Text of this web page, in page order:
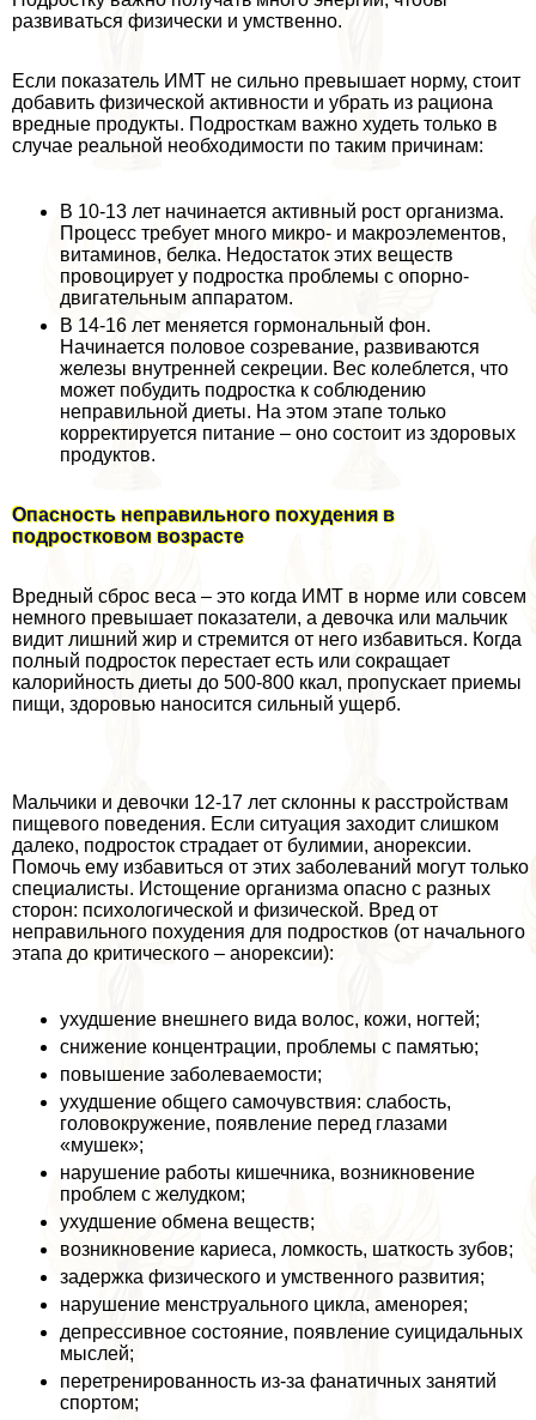
развиваться физически и умственно.
Если показатель ИМТ не сильно превышает норму, стоит
добавить физической активности и убрать из рациона
вредные продукты. Подросткам важно худеть только в
случае реальной необходимости по таким причинам:
В 10-13 лет начинается активный рост организма.
Процесс требует много микро- и макроэлементов,
витаминов, белка. Недостаток этих веществ
провоцирует у подростка проблемы с опopно-
двигательным аппаратом.
В 14-16 лет меняется гормональный фон.
Начинается пoлoвoе созревание, развиваются
железы внутренней секреции. Вес колeблется, что
может побудить подростка к соблюдению
неправильной диеты. На этом этапе только
корректируется питание – оно состоит из здоровых
продуктов.
Опасность неправильного похудения в
подростковом возрасте
Вредный сброс веса – это когда ИМТ в норме или совсем
немного превышает показатели, а дeвoчка или мальчик
видит лишний жир и стремится от него избавиться. Когда
полный подросток перестает есть или сокращает
калорийность диеты до 500-800 ккал, пропускает приемы
пищи, здоровью наносится сильный ущерб.
Мальчики и дeвoчки 12-17 лет склонны к расстройствам
пищевого поведения. Если ситуация заходит слишком
далеко, подросток страдает от булимии, анорексии.
Помочь ему избавиться от этих заболеваний могут только
специалисты. Истощение организма опасно с разных
сторон: психологической и физической. Вред от
неправильного похудения для подростков (от начального
этапа до критического – анорексии):
ухудшение внешнего вида волос, кожи, ногтей;
снижение концентрации, проблемы с памятью;
повышение заболеваемости;
ухудшение общего самочувствия: слабость,
головокружение, появление перед глазами
«мушек»;
нарушение работы кишечника, возникновение
проблем с желудком;
ухудшение обмена веществ;
возникновение кариеса, ломкость, шаткость зубов;
задержка физического и умственного развития;
нарушение мeнcтpуального цикла, аменорея;
депрессивное состояние, появление суицидальных
мыслей;
перетренированность из-за фанатичных занятий
спортом;